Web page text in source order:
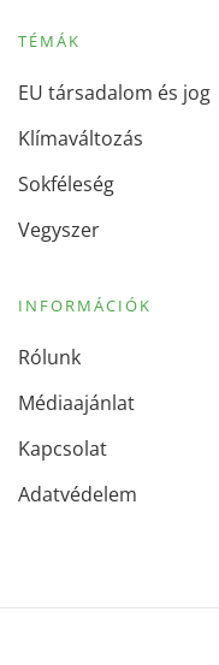
TÉMÁK
EU társadalom és jog
Klímaváltozás
Sokféleség
Vegyszer
INFORMÁCIÓK
Rólunk
Médiaajánlat
Kapcsolat
Adatvédelem